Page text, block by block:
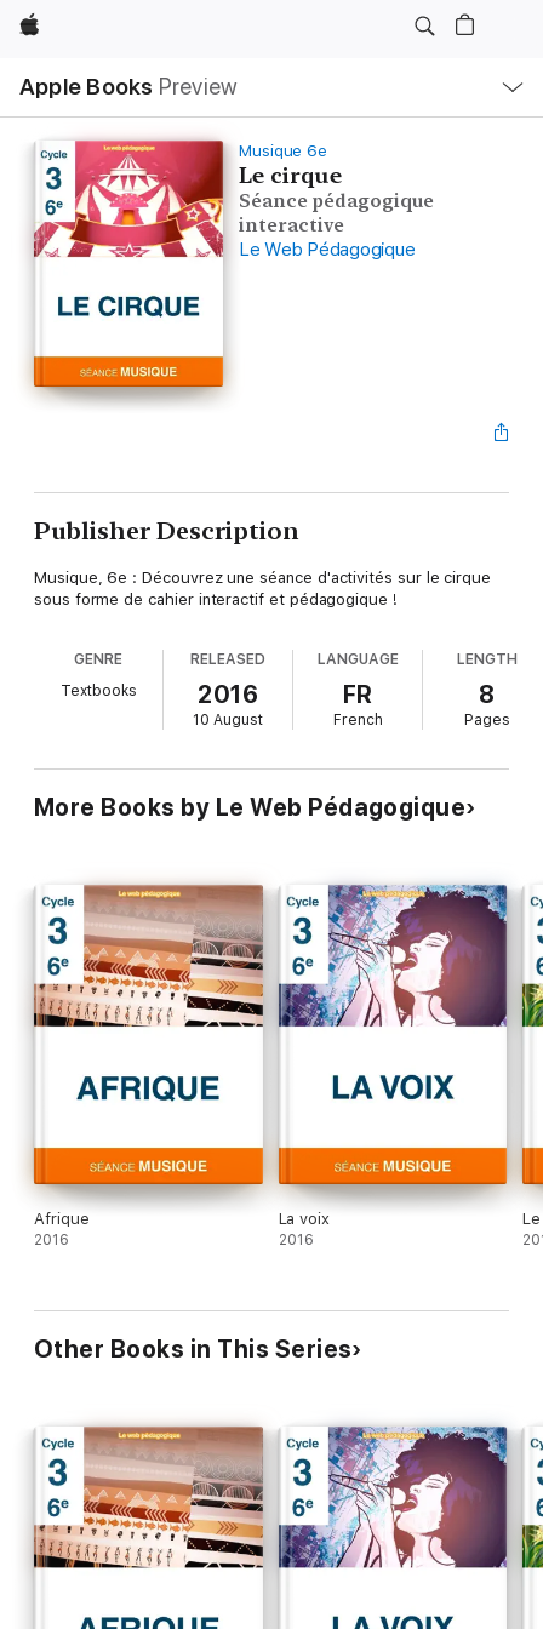
Apple
Apple Books Preview
Nav
Open
Menu
Musique 6e
Le cirque
Séance pédagogique
interactive
Le Web Pédagogique
Publisher Description
Musique, 6e : Découvrez une séance d'activités sur le cirque
sous forme de cahier interactif et pédagogique !
GENRE
Textbooks
RELEASED
2016
10 August
LANGUAGE
FR
French
LENGTH
8
Pages
More Books by Le Web Pédagogique
Afrique
2016
La voix
2016
Other Books in This Series